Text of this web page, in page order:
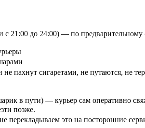
с 21:00 до 24:00) — по предварительному
пахнут сигаретами, не путаются, не
в пути) — курьер сам оперативно
позже.
перекладываем это на посторонние